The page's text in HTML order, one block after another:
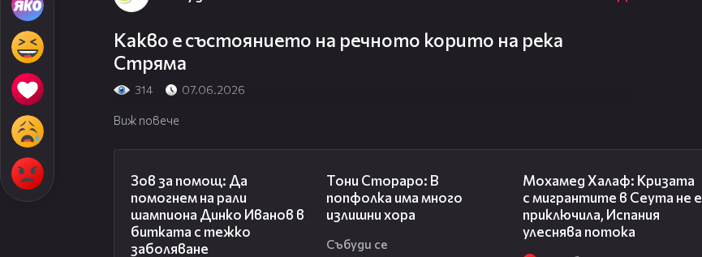
Какво е състоянието на речното корито на река
Стряма
314 07.06.2026
Виж повече
Зов за помощ: Да
помогнем на рали
шампиона Динко Иванов в
битката с тежко
заболяване
Тони Стораро: В
попфолка има много
излишни хора
Събуди се
Мохамед Халаф: Кризата
с мигрантите в Сеута не е
приключила, Испания
улеснява потока